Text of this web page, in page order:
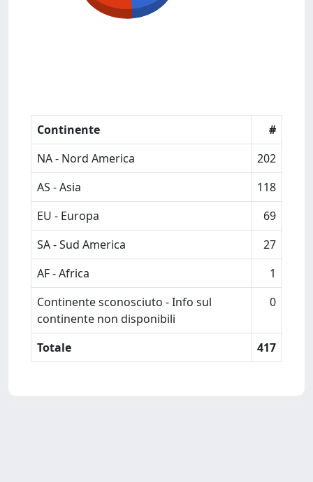
Continente
#
NA - Nord America
202
AS - Asia
118
EU - Europa
69
SA - Sud America
27
AF - Africa
1
Continente sconosciuto - Info sul
continente non disponibili
0
Totale 417